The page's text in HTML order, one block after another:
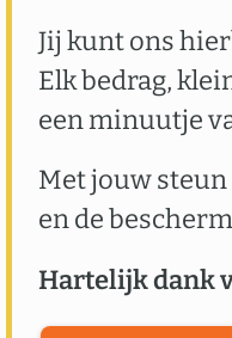
Jij kunt ons
Elk bedrag,
een minuutje
Met jouw
en de
Hartelijk dank